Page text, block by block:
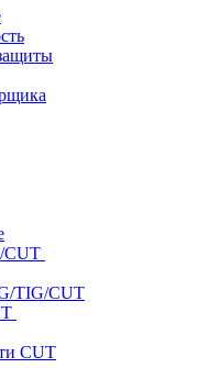
CUT
TIG/CUT
CUT